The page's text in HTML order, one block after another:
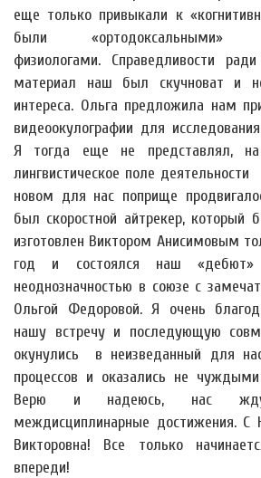
еще только привыкали к
были «ортодоксальными»
физиологами. Справедливости
материал наш был скучноват и
интереса. Ольга предложила нам
видеоокулографии для
Я тогда еще не представлял, на
лингвистическое поле
новом для нас поприще
был скоростной айтрекер, который
изготовлен Виктором Анисимовым
год и состоялся наш «дебют»
неоднозначностью в союзе с
Ольгой Федоровой. Я очень
нашу встречу и последующую
окунулись в неизведанный для
процессов и оказались не чуждыми
Верю и надеюсь, нас
междисциплинарные достижения.
Викторовна! Все только
впереди!